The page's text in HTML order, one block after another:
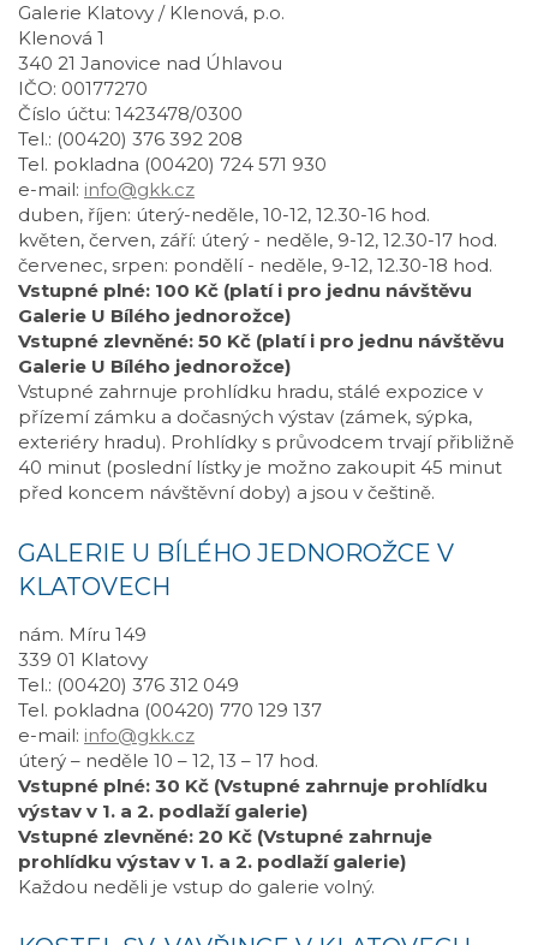
Galerie Klatovy / Klenová, p.o.
Klenová 1
340 21 Janovice nad Úhlavou
IČO: 00177270
Číslo účtu: 1423478/0300
Tel.: (00420) 376 392 208
Tel. pokladna (00420) 724 571 930
e-mail: info@gkk.cz
duben, říjen: úterý-neděle, 10-12, 12.30-16 hod.
květen, červen, září: úterý - neděle, 9-12, 12.30-17 hod.
červenec, srpen: pondělí - neděle, 9-12, 12.30-18 hod.
Vstupné plné: 100 Kč (platí i pro jednu návštěvu
Galerie U Bílého jednorožce)
Vstupné zlevněné: 50 Kč (platí i pro jednu návštěvu
Galerie U Bílého jednorožce)
Vstupné zahrnuje prohlídku hradu, stálé expozice v
přízemí zámku a dočasných výstav (zámek, sýpka,
exteriéry hradu). Prohlídky s průvodcem trvají přibližně
40 minut (poslední lístky je možno zakoupit 45 minut
před koncem návštěvní doby) a jsou v češtině.
GALERIE U BÍLÉHO JEDNOROŽCE V
KLATOVECH
nám. Míru 149
339 01 Klatovy
Tel.: (00420) 376 312 049
Tel. pokladna (00420) 770 129 137
e-mail: info@gkk.cz
úterý – neděle 10 – 12, 13 – 17 hod.
Vstupné plné: 30 Kč (Vstupné zahrnuje prohlídku
výstav v 1. a 2. podlaží galerie)
Vstupné zlevněné: 20 Kč (Vstupné zahrnuje
prohlídku výstav v 1. a 2. podlaží galerie)
Každou neděli je vstup do galerie volný.